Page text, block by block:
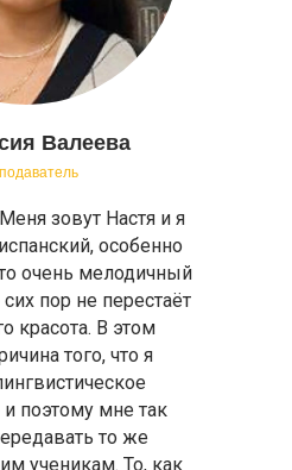
Валеева
зовут Настя и я
особенно
очень мелодичный
пор не перестаёт
красота. В этом
того, что я
поэтому мне так
то же
ученикам. То, как